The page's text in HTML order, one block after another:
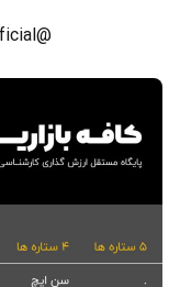
@Kafemarketing_Official